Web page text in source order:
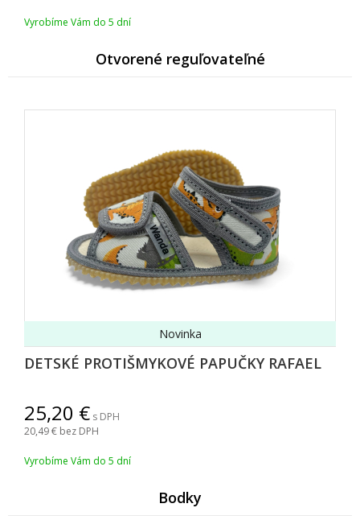
Vyrobíme Vám do 5 dní
Otvorené reguľovateľné
DETSKÉ PROTIŠMYKOVÉ PAPUČKY RAFAEL
Novinka
25,20
s DPH
20,49 bez DPH
Vyrobíme Vám do 5 dní
Bodky